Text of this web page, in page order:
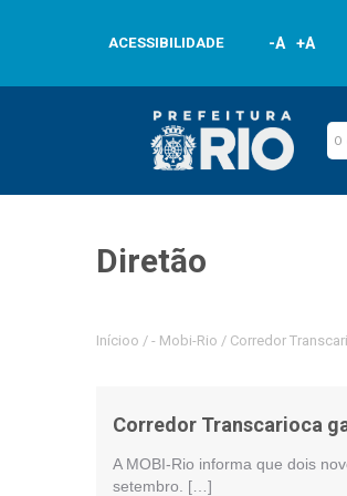
ACESSIBILIDADE -A +A
Diretão
Inícioo / - Mobi-Rio / Corredor
Corredor Transcarioca
A MOBI-Rio informa que dois
setembro. […]